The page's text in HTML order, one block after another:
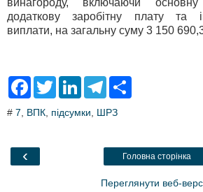
додаткову заробітну плату та
виплати, на загальну суму 3 150
F
e
o
T
t
L
k
T
e
a
# 7, ВПК, підсумки, ШРЗ
‹ Головна сторінка
Переглянути веб-